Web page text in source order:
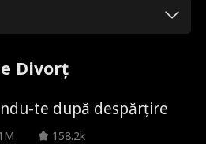
Divorț
te după despărțire
158.2k